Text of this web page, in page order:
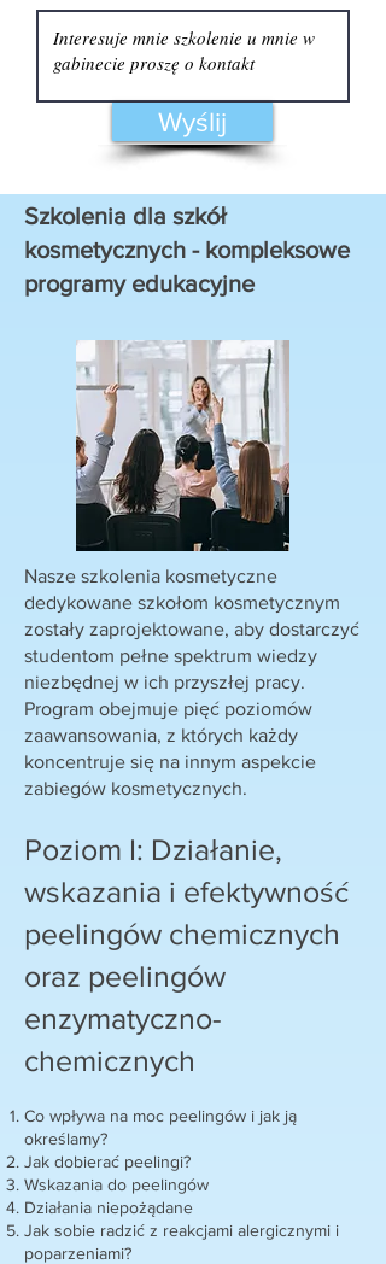
Wyślij
Nasze szkolenia kosmetyczne
dedykowane szkołom kosmetycznym
zostały zaprojektowane, aby dostarczyć
studentom pełne spektrum wiedzy
niezbędnej w ich przyszłej pracy.
Program obejmuje pięć poziomów
zaawansowania, z których każdy
koncentruje się na innym aspekcie
zabiegów kosmetycznych.
Poziom I: Działanie,
wskazania i efektywność
peelingów chemicznych
oraz peelingów
enzymatyczno-
chemicznych
Co wpływa na moc peelingów i jak ją
określamy?
Jak dobierać peelingi?
Wskazania do peelingów
Działania niepożądane
Jak sobie radzić z reakcjami alergicznymi i
poparzeniami?
Szkolenia dla szkół
kosmetycznych - kompleksowe
programy edukacyjne